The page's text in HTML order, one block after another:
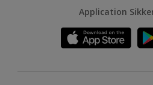
Application